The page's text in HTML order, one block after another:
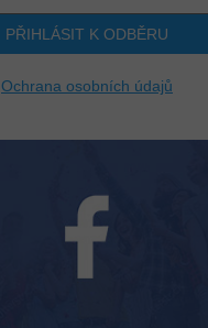
PŘIHLÁSIT K ODBĚRU
Ochrana osobních údajů